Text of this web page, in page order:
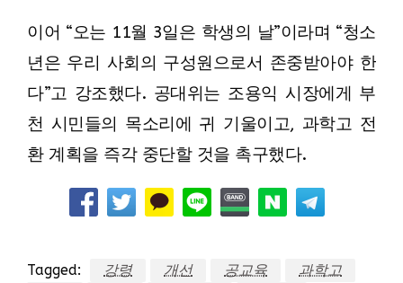
이어 “오는 11월 3일은 학생의 날”이라며 “청소
년은 우리 사회의 구성원으로서 존중받아야 한
다”고 강조했다. 공대위는 조용익 시장에게 부
천 시민들의 목소리에 귀 기울이고, 과학고 전
환 계획을 즉각 중단할 것을 촉구했다.
Tagged: 강령 개선 공교육
과학고